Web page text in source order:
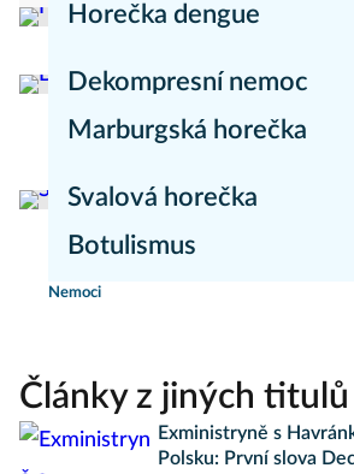
Horečka dengue
Dekompresní nemoc
Nemoci
Marburgská horečka
Svalová horečka
redakce Moje zdravíNemoci
Botulismus
Nemoci
Články z jiných titulů
Exministryně s
Polsku: První slova